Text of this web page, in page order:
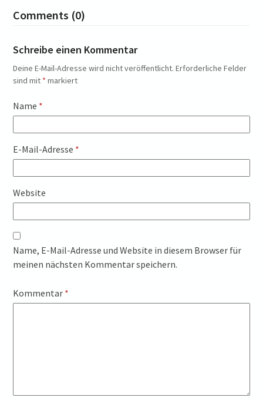
Comments (0)
Schreibe einen Kommentar
Deine E-Mail-Adresse wird nicht veröffentlicht. Erforderliche Felder
sind mit * markiert
Name *
E-Mail-Adresse *
Website
Name, E-Mail-Adresse und Website in diesem Browser für
meinen nächsten Kommentar speichern.
Kommentar *